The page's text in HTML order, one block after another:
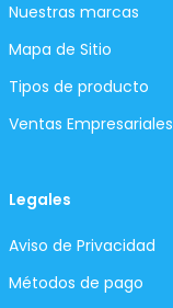
Nuestras marcas
Mapa de Sitio
Tipos de producto
Ventas Empresariales
Legales
Aviso de Privacidad
Métodos de pago